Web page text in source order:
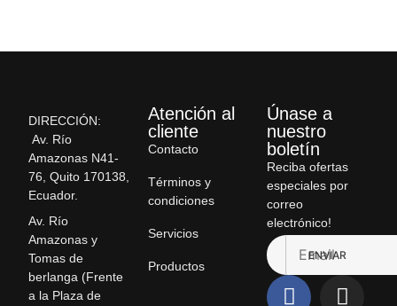
DIRECCIÓN:
Av. Río
Amazonas N41-
76, Quito 170138,
Ecuador.
Av. Río
Amazonas y
Tomas de
berlanga (Frente
a la Plaza de
Atención al
cliente
Contacto
Términos y
condiciones
Servicios
Productos
Únase a
nuestro
boletín
Reciba ofertas
especiales por
correo
electrónico!
ENVIAR